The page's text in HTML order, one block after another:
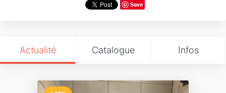
Save
Actualité Catalogue Infos